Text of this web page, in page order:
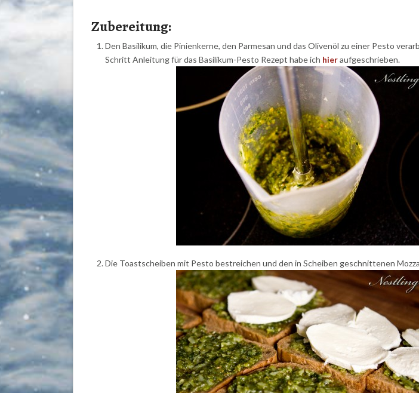
Zubereitung:
Den Basilikum, die Pinienkerne, den Parmesan und das Olivenöl zu einer Pesto
Schritt Anleitung für das Basilikum-Pesto Rezept habe ich hieraufgeschrieben.
Die Toastscheiben mit Pesto bestreichen und den in Scheiben geschnittenen